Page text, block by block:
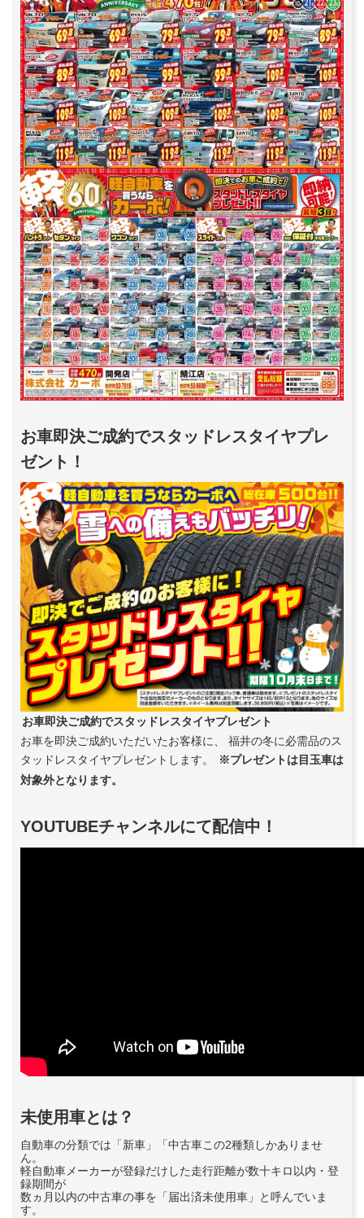
お車即決ご成約でスタッドレスタイヤプレ
ゼント！
お車即決ご成約でスタッドレスタイヤプレゼント
お車を即決ご成約いただいたお客様に、 福井の冬に必需品のス
タッドレスタイヤプレゼントします。
※プレゼントは目玉車は
対象外となります。
YOUTUBEチャンネルにて配信中！
未使用車とは？
自動車の分類では「新車」「中古車この2種類しかありませ
ん。
軽自動車メーカーが登録だけした走行距離が数十キロ以内・登
録期間が
数ヵ月以内の中古車の事を「届出済未使用車」と呼んでいま
す。